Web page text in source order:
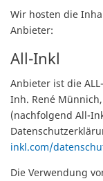
Wir hosten die
Anbieter:
All-Inkl
Anbieter ist die
Inh. René
(nachfolgend All-
inkl.com/
Die Verwendung